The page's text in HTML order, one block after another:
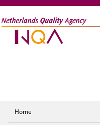
Overslaan en naar de inhoud gaan
Home